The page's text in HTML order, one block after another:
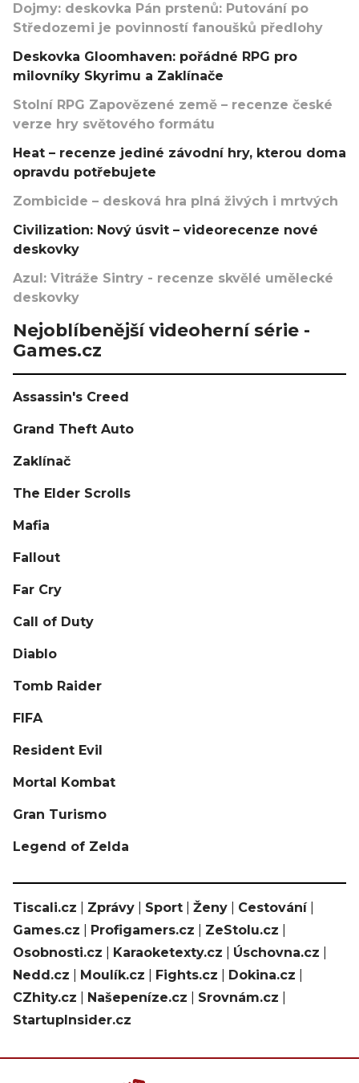
Dojmy: deskovka Pán prstenů: Putování po
Středozemi je povinností fanoušků předlohy
Deskovka Gloomhaven: pořádné RPG pro
milovníky Skyrimu a Zaklínače
Stolní RPG Zapovězené země – recenze české
verze hry světového formátu
Heat – recenze jediné závodní hry, kterou doma
opravdu potřebujete
Zombicide – desková hra plná živých i mrtvých
Civilization: Nový úsvit – videorecenze nové
deskovky
Azul: Vitráže Sintry - recenze skvělé umělecké
deskovky
Nejoblíbenější videoherní série -
Games.cz
Assassin's Creed
Grand Theft Auto
Zaklínač
The Elder Scrolls
Mafia
Fallout
Far Cry
Call of Duty
Diablo
Tomb Raider
FIFA
Resident Evil
Mortal Kombat
Gran Turismo
Legend of Zelda
Tiscali.cz Zprávy Sport Ženy Cestování|
Games.cz
Profigamers.cz ZeStolu.cz
Osobnosti.cz
Karaoketexty.cz Úschovna.cz
Nedd.cz
Moulík.cz Fights.cz Dokina.cz
CZhity.cz
Našepeníze.cz Srovnám.cz
StartupInsider.cz